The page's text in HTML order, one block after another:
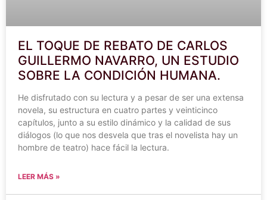
EL TOQUE DE REBATO DE CARLOS
GUILLERMO NAVARRO, UN ESTUDIO
SOBRE LA CONDICIÓN HUMANA.
He disfrutado con su lectura y a pesar de ser una extensa
novela, su estructura en cuatro partes y veinticinco
capítulos, junto a su estilo dinámico y la calidad de sus
diálogos (lo que nos desvela que tras el novelista hay un
hombre de teatro) hace fácil la lectura.
LEER MÁS »